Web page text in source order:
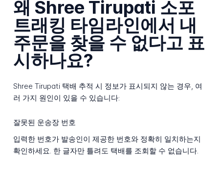
왜 Shree Tirupati 소포
트래킹 타임라인에서 내
주문을 찾을 수 없다고 표
시하나요?
Shree Tirupati 택배 추적 시 정보가 표시되지 않는 경우, 여
러 가지 원인이 있을 수 있습니다:
잘못된 운송장 번호
입력한 번호가 발송인이 제공한 번호와 정확히 일치하는지
확인하세요. 한 글자만 틀려도 택배를 조회할 수 없습니다.